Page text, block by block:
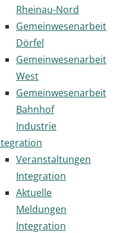
Rheinau-Nord
Gemeinwesenarbeit
Dörfel
Gemeinwesenarbeit
West
Gemeinwesenarbeit
Bahnhof
Industrie
Veranstaltungen
Integration
Aktuelle
Meldungen
Integration